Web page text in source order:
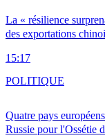
La « résilience
des exportations
15:17
Quatre pays
Russie pour l'Ossétie
POLITIQUE